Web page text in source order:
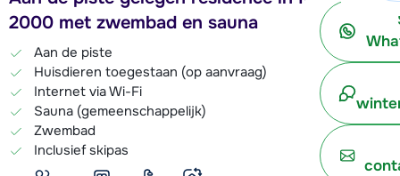
2000 met zwembad en sauna
Aan de piste
Huisdieren toegestaan (op aanvraag)
Internet via Wi-Fi
Sauna (gemeenschappelijk)
Zwembad
Inclusief skipas